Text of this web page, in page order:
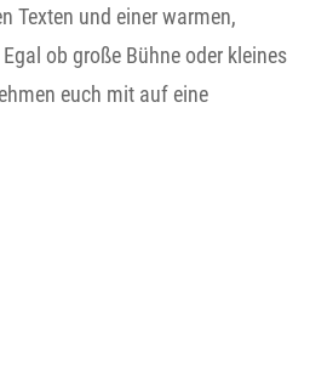
Texten und einer warmen,
ob große Bühne oder kleines
euch mit auf eine